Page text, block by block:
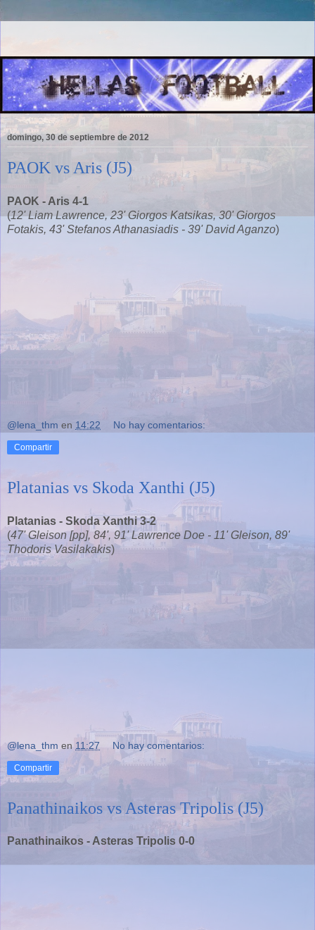
domingo, 30 de septiembre de 2012
PAOK vs Aris (J5)
PAOK - Aris 4-1
(12' Liam Lawrence, 23' Giorgos Katsikas, 30' Giorgos
Fotakis, 43' Stefanos Athanasiadis - 39' David Aganzo)
@lena_thm en 14:22 No hay comentarios:
Compartir
Platanias vs Skoda Xanthi (J5)
Platanias - Skoda Xanthi 3-2
(47' Gleison [pp], 84', 91' Lawrence Doe - 11' Gleison, 89'
Thodoris Vasilakakis)
@lena_thm en 11:27 No hay comentarios:
Compartir
Panathinaikos vs Asteras Tripolis (J5)
Panathinaikos - Asteras Tripolis 0-0